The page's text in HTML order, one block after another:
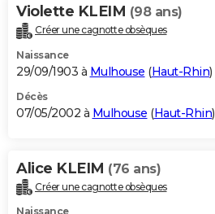
Violette KLEIM (98 ans)
Créer une cagnotte obsèques
Naissance
29/09/1903 à Mulhouse (Haut-Rhin)
Décès
07/05/2002 à Mulhouse (Haut-Rhin)
Alice KLEIM (76 ans)
Créer une cagnotte obsèques
Naissance